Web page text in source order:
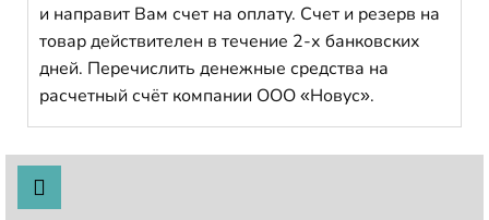
и направит Вам счет на оплату. Счет и резерв на
товар действителен в течение 2-х банковских
дней. Перечислить денежные средства на
расчетный счёт компании ООО «Новус».